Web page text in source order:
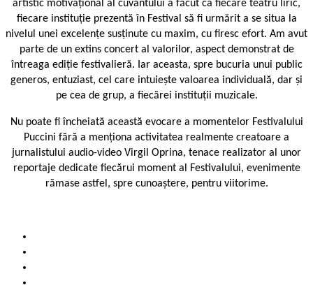
artistic motivațional al cuvântului a făcut ca fiecare teatru liric,
fiecare instituție prezentă în Festival să fi urmărit a se situa la
nivelul unei excelențe susținute cu maxim, cu firesc efort. Am avut
parte de un extins concert al valorilor, aspect demonstrat de
întreaga ediție festivalieră. Iar aceasta, spre bucuria unui public
generos, entuziast, cel care intuiește valoarea individuală, dar și
pe cea de grup, a fiecărei instituții muzicale.
Nu poate fi încheiată această evocare a momentelor Festivalului
Puccini fără a menționa activitatea realmente creatoare a
jurnalistului audio-video Virgil Oprina, tenace realizator al unor
reportaje dedicate fiecărui moment al Festivalului, evenimente
rămase astfel, spre cunoaștere, pentru viitorime.